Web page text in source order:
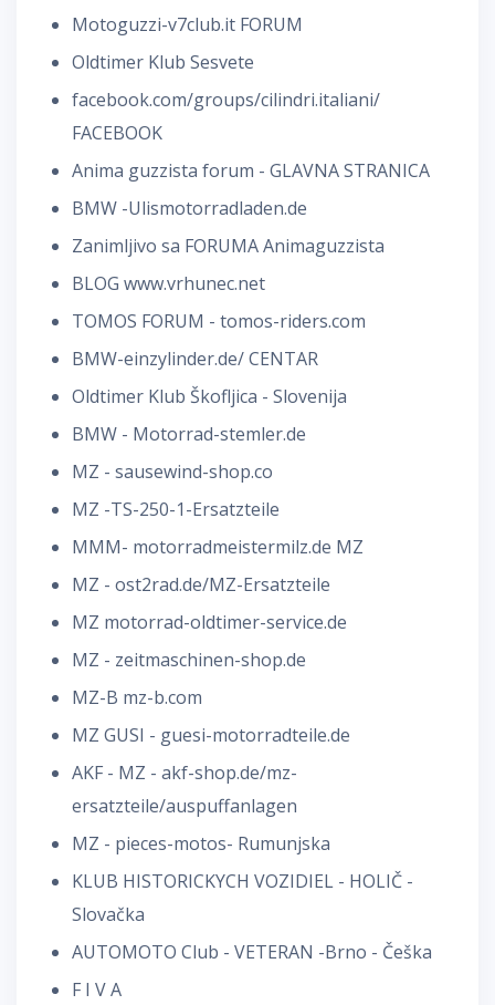
Motoguzzi-v7club.it FORUM
Oldtimer Klub Sesvete
facebook.com/groups/cilindri.italiani/
FACEBOOK
Anima guzzista forum - GLAVNA STRANICA
BMW -Ulismotorradladen.de
Zanimljivo sa FORUMA Animaguzzista
BLOG www.vrhunec.net
TOMOS FORUM - tomos-riders.com
BMW-einzylinder.de/ CENTAR
Oldtimer Klub Škofljica - Slovenija
BMW - Motorrad-stemler.de
MZ - sausewind-shop.co
MZ -TS-250-1-Ersatzteile
MMM- motorradmeistermilz.de MZ
MZ - ost2rad.de/MZ-Ersatzteile
MZ motorrad-oldtimer-service.de
MZ - zeitmaschinen-shop.de
MZ-B mz-b.com
MZ GUSI - guesi-motorradteile.de
AKF - MZ - akf-shop.de/mz-
ersatzteile/auspuffanlagen
MZ - pieces-motos- Rumunjska
KLUB HISTORICKYCH VOZIDIEL - HOLIČ -
Slovačka
AUTOMOTO Club - VETERAN -Brno - Češka
F I V A